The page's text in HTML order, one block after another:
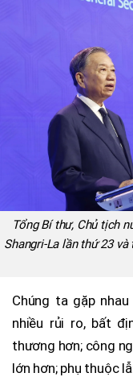
Tổng Bí thư, Chủ tịch
Shangri-La lần thứ 23
Chúng ta gặp
nhiều rủi ro, bất
thương hơn; công
lớn hơn; phụ thuộc